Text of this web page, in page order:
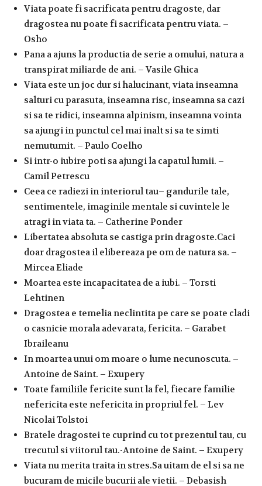
Viata poate fi sacrificata pentru dragoste, dar
dragostea nu poate fi sacrificata pentru viata. –
Osho
Pana a ajuns la productia de serie a omului, natura a
transpirat miliarde de ani. – Vasile Ghica
Viata este un joc dur si halucinant, viata inseamna
salturi cu parasuta, inseamna risc, inseamna sa cazi
si sa te ridici, inseamna alpinism, inseamna vointa
sa ajungi in punctul cel mai inalt si sa te simti
nemutumit. – Paulo Coelho
Si intr-o iubire poti sa ajungi la capatul lumii. –
Camil Petrescu
Ceea ce radiezi in interiorul tau– gandurile tale,
sentimentele, imaginile mentale si cuvintele le
atragi in viata ta. – Catherine Ponder
Libertatea absoluta se castiga prin dragoste.Caci
doar dragostea il elibereaza pe om de natura sa. –
Mircea Eliade
Moartea este incapacitatea de a iubi. – Torsti
Lehtinen
Dragostea e temelia neclintita pe care se poate cladi
o casnicie morala adevarata, fericita. – Garabet
Ibraileanu
In moartea unui om moare o lume necunoscuta. –
Antoine de Saint. – Exupery
Toate familiile fericite sunt la fel, fiecare familie
nefericita este nefericita in propriul fel. – Lev
Nicolai Tolstoi
Bratele dragostei te cuprind cu tot prezentul tau, cu
trecutul si viitorul tau.-Antoine de Saint. – Exupery
Viata nu merita traita in stres.Sa uitam de el si sa ne
bucuram de micile bucurii ale vietii. – Debasish